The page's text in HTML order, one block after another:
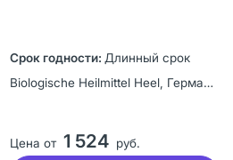
Длинный срок
Biologische Heilmittel Heel, Германия
Цена от 1 524 руб.